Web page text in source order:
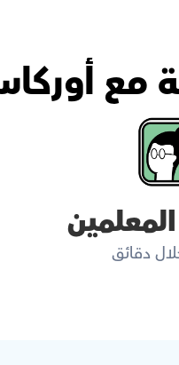
مع
دقائق